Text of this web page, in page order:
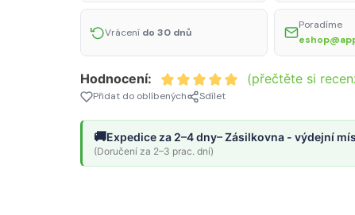
Vrácení do 30 dnů
Poradíme
Hodnocení: (přečtěte si
Přidat do oblíbených Sdílet
🚚Expedice za 2–4 dny– Zásilkovna - výdejní
(Doručení za 2–3 prac. dní)